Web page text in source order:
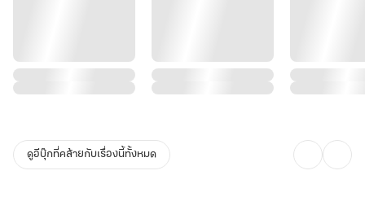
ดูอีบุ๊กที่คล้ายกับเรื่องนี้ทั้งหมด